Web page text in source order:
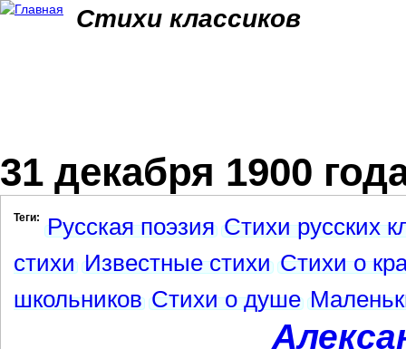
Стихи классиков
31 декабря 1900
Теги: Русская поэзия Стихи русских
стихи Известные стихи Стихи о
школьников Стихи о душе